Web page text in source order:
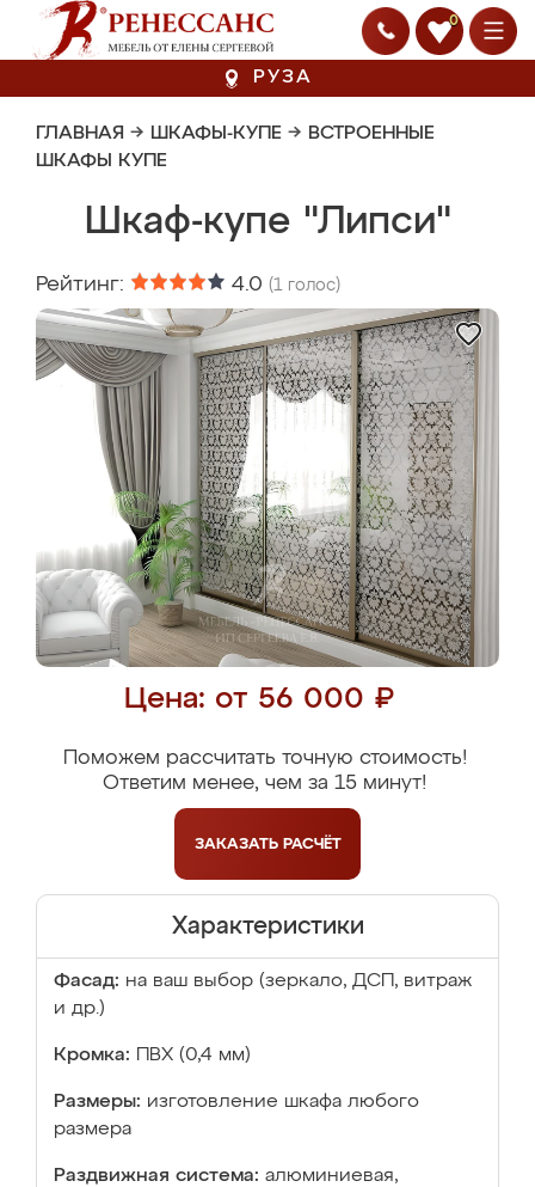
0
РУЗА
ГЛАВНАЯ → ШКАФЫ-КУПЕ → ВСТРОЕННЫЕ
ШКАФЫ КУПЕ
Шкаф-купе "Липси"
Рейтинг: 4.0 (1 голос)
Цена: от 56 000 ₽
Поможем рассчитать точную стоимость!
Ответим менее, чем за 15 минут!
ЗАКАЗАТЬ РАСЧЁТ
Характеристики
Фасад: на ваш выбор (зеркало, ДСП, витраж
и др.)
Кромка: ПВХ (0,4 мм)
Размеры: изготовление шкафа любого
размера
Раздвижная система: алюминиевая,